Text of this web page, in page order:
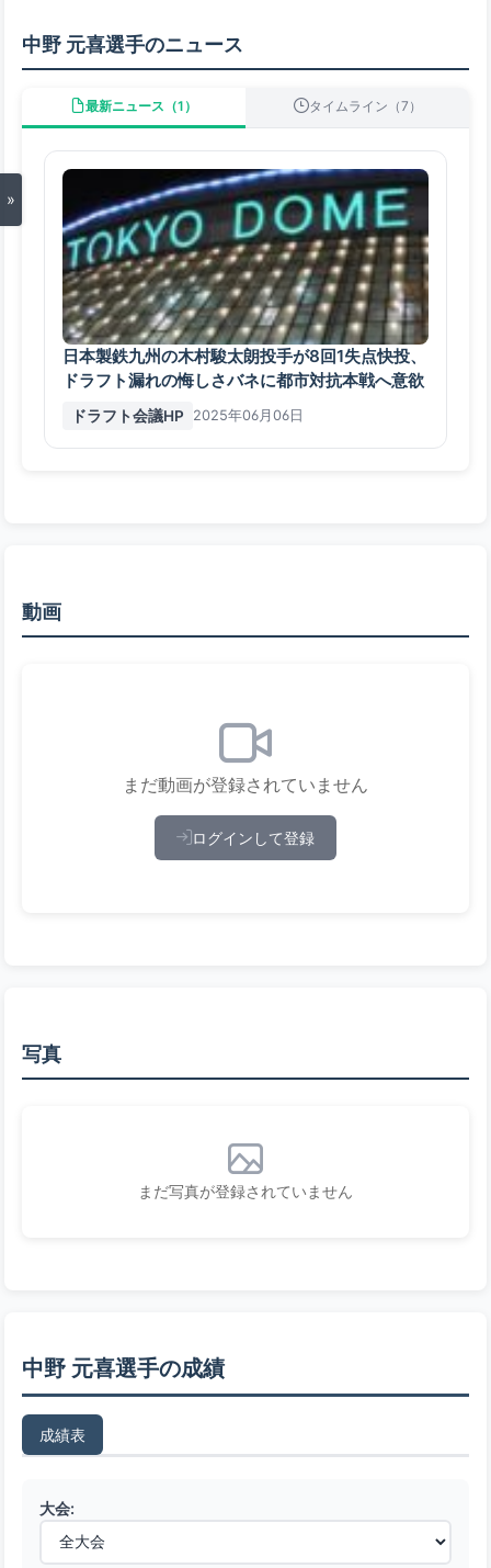
»
中野 元喜選手のニュース
最新ニュース（1） タイムライン（7）
日本製鉄九州の木村駿太朗投手が8回1失点快投、
ドラフト漏れの悔しさバネに都市対抗本戦へ意欲
ドラフト会議HP 2025年06月06日
動画
まだ動画が登録されていません
ログインして登録
写真
まだ写真が登録されていません
中野 元喜選手の成績
成績表
大会: